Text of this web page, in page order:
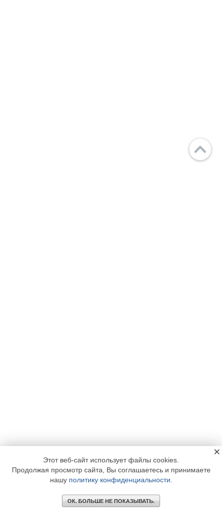
Этот веб-сайт использует файлы cookies.
Продолжая просмотр сайта, Вы соглашаетесь и принимаете
нашу политику конфиденциальности
ОК. БОЛЬШЕ НЕ ПОКАЗЫВАТЬ.
×